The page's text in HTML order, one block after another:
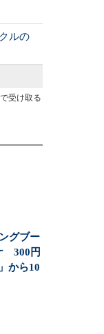
受け取る
ルの
グブー
300円
から10